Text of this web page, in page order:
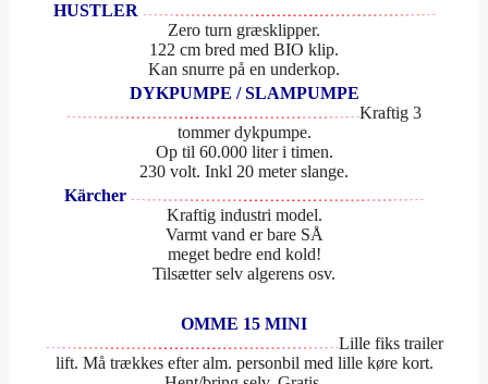
HUSTLER
Zero turn græsklipper.
122 cm bred med BIO klip.
Kan snurre på en underkop.
DYKPUMPE / SLAMPUMPE
Kraftig 3
tommer dykpumpe.
Op til 60.000 liter i timen.
230 volt. Inkl 20 meter slange.
Kärcher
Kraftig industri model.
Varmt vand er bare SÅ
meget bedre end kold!
Tilsætter selv algerens osv.
OMME 15 MINI
Lille fiks trailer
lift. Må trækkes efter alm. personbil med lille køre kort.